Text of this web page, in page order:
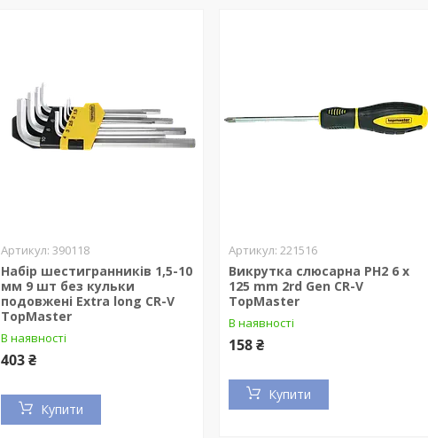
390118
Набір шестигранників 1,5-10
мм 9 шт без кульки
подовжені Extra long CR-V
TopMaster
В наявності
403 ₴
Купити
221516
Викрутка слюсарна PH2 6 x
125 mm 2rd Gen CR-V
TopMaster
В наявності
158 ₴
Купити